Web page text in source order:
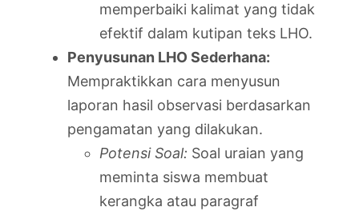
memperbaiki kalimat yang tidak
efektif dalam kutipan teks LHO.
Penyusunan LHO Sederhana:
Mempraktikkan cara menyusun
laporan hasil observasi berdasarkan
pengamatan yang dilakukan.
Potensi Soal: Soal uraian yang
meminta siswa membuat
kerangka atau paragraf